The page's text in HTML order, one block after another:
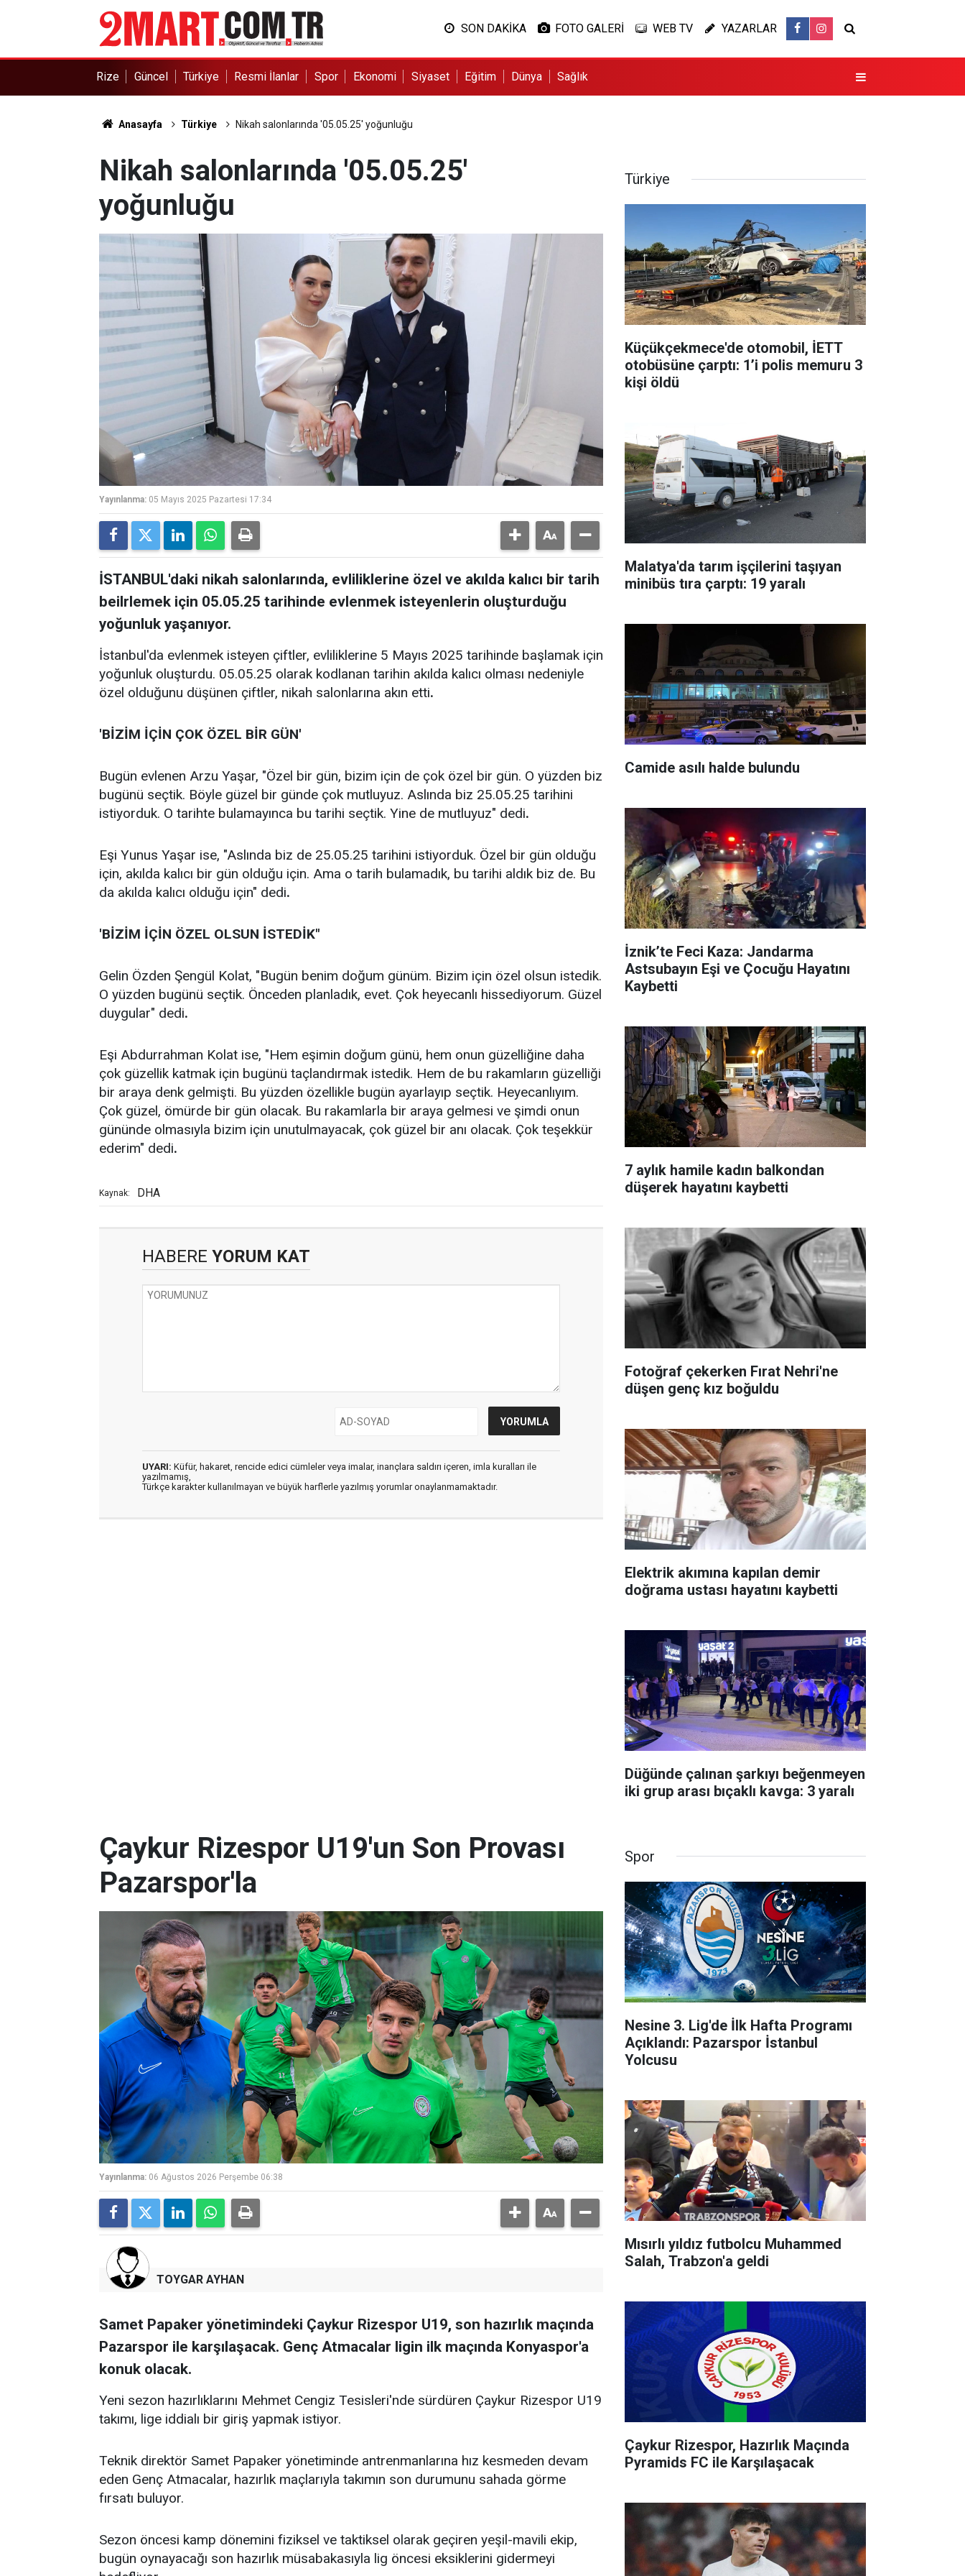
SON DAKİKA FOTO GALERİ WEB TV YAZARLAR
Rize Güncel Türkiye Resmi İlanlar Spor Ekonomi Siyaset Eğitim Dünya Sağlık
Anasayfa Türkiye Nikah salonlarında '05.05.25' yoğunluğu
Nikah salonlarında '05.05.25'
yoğunluğu
Yayınlanma: 05 Mayıs 2025 Pazartesi 17:34
İSTANBUL'daki nikah salonlarında, evliliklerine özel ve akılda kalıcı bir tarih
beilrlemek için 05.05.25 tarihinde evlenmek isteyenlerin oluşturduğu
yoğunluk yaşanıyor.
İstanbul'da evlenmek isteyen çiftler, evliliklerine 5 Mayıs 2025 tarihinde başlamak için
yoğunluk oluşturdu. 05.05.25 olarak kodlanan tarihin akılda kalıcı olması nedeniyle
özel olduğunu düşünen çiftler, nikah salonlarına akın etti.
'BİZİM İÇİN ÇOK ÖZEL BİR GÜN'
Bugün evlenen Arzu Yaşar, "Özel bir gün, bizim için de çok özel bir gün. O yüzden biz
bugünü seçtik. Böyle güzel bir günde çok mutluyuz. Aslında biz 25.05.25 tarihini
istiyorduk. O tarihte bulamayınca bu tarihi seçtik. Yine de mutluyuz" dedi.
Eşi Yunus Yaşar ise, "Aslında biz de 25.05.25 tarihini istiyorduk. Özel bir gün olduğu
için, akılda kalıcı bir gün olduğu için. Ama o tarih bulamadık, bu tarihi aldık biz de. Bu
da akılda kalıcı olduğu için" dedi.
'BİZİM İÇİN ÖZEL OLSUN İSTEDİK"
Gelin Özden Şengül Kolat, "Bugün benim doğum günüm. Bizim için özel olsun istedik.
O yüzden bugünü seçtik. Önceden planladık, evet. Çok heyecanlı hissediyorum. Güzel
duygular" dedi.
Eşi Abdurrahman Kolat ise, "Hem eşimin doğum günü, hem onun güzelliğine daha
çok güzellik katmak için bugünü taçlandırmak istedik. Hem de bu rakamların güzelliği
bir araya denk gelmişti. Bu yüzden özellikle bugün ayarlayıp seçtik. Heyecanlıyım.
Çok güzel, ömürde bir gün olacak. Bu rakamlarla bir araya gelmesi ve şimdi onun
gününde olmasıyla bizim için unutulmayacak, çok güzel bir anı olacak. Çok teşekkür
ederim" dedi.
Kaynak: DHA
HABERE YORUM KAT
UYARI: Küfür, hakaret, rencide edici cümleler veya imalar, inançlara saldırı içeren, imla kuralları ile
yazılmamış,
Türkçe karakter kullanılmayan ve büyük harflerle yazılmış yorumlar onaylanmamaktadır.
Türkiye
Küçükçekmece'de otomobil, İETT
otobüsüne çarptı: 1’i polis memuru 3
kişi öldü
Malatya'da tarım işçilerini taşıyan
minibüs tıra çarptı: 19 yaralı
Camide asılı halde bulundu
İznik’te Feci Kaza: Jandarma
Astsubayın Eşi ve Çocuğu Hayatını
Kaybetti
7 aylık hamile kadın balkondan
düşerek hayatını kaybetti
Fotoğraf çekerken Fırat Nehri'ne
düşen genç kız boğuldu
Elektrik akımına kapılan demir
doğrama ustası hayatını kaybetti
Düğünde çalınan şarkıyı beğenmeyen
iki grup arası bıçaklı kavga: 3 yaralı
Çaykur Rizespor U19'un Son Provası
Pazarspor'la
Yayınlanma: 06 Ağustos 2026 Perşembe 06:38
TOYGAR AYHAN
Samet Papaker yönetimindeki Çaykur Rizespor U19, son hazırlık maçında
Pazarspor ile karşılaşacak. Genç Atmacalar ligin ilk maçında Konyaspor'a
konuk olacak.
Yeni sezon hazırlıklarını Mehmet Cengiz Tesisleri'nde sürdüren Çaykur Rizespor U19
takımı, lige iddialı bir giriş yapmak istiyor.
Teknik direktör Samet Papaker yönetiminde antrenmanlarına hız kesmeden devam
eden Genç Atmacalar, hazırlık maçlarıyla takımın son durumunu sahada görme
fırsatı buluyor.
Sezon öncesi kamp dönemini fiziksel ve taktiksel olarak geçiren yeşil-mavili ekip,
bugün oynayacağı son hazırlık müsabakasıyla lig öncesi eksiklerini gidermeyi
Spor
Nesine 3. Lig'de İlk Hafta Programı
Açıklandı: Pazarspor İstanbul
Yolcusu
Mısırlı yıldız futbolcu Muhammed
Salah, Trabzon'a geldi
Çaykur Rizespor, Hazırlık Maçında
Pyramids FC ile Karşılaşacak